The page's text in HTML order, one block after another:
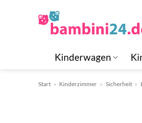
Kinderwagen
Start » Kinderzimmer » Sicherheit »